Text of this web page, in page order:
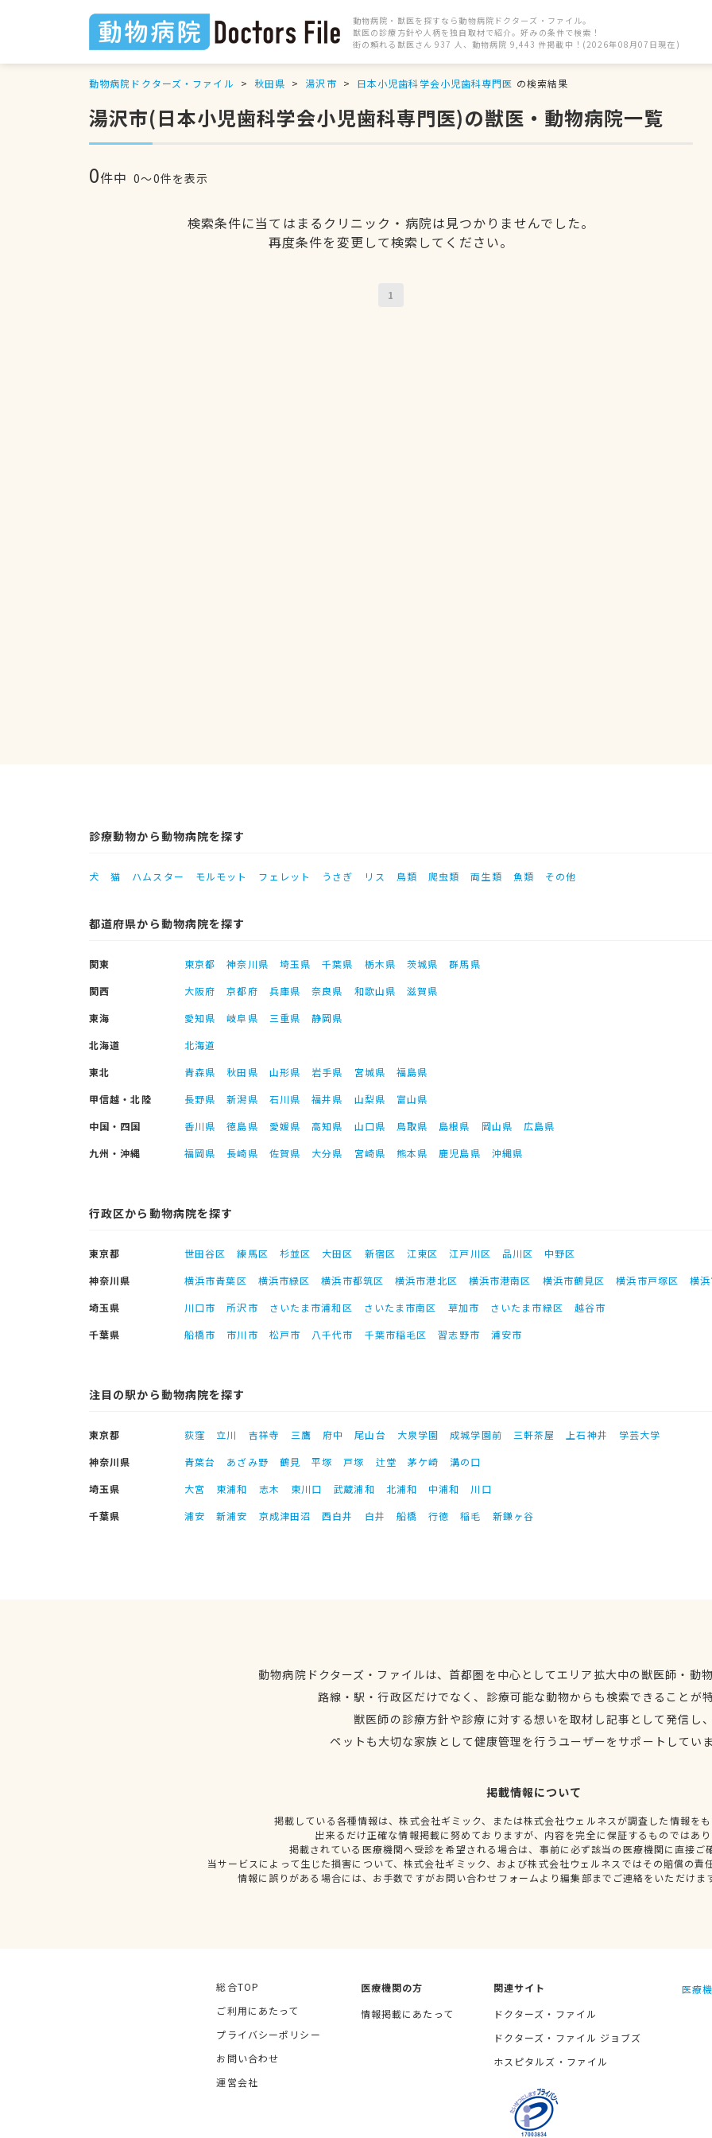
動物病院・獣医を探すなら動物病院ドクターズ・ファイル。
獣医の診療方針や人柄を独自取材で紹介。好みの条件で検索！
街の頼れる獣医さん 937 人、動物病院 9,443 件掲載中！(2026年08月07日現在)
動物病院ドクターズ・ファイル 秋田県 湯沢市 日本小児歯科学会小児歯科専門医 の検索結果
湯沢市(日本小児歯科学会小児歯科専門医)の獣医・動物病院一覧
0件中 0〜0件を表示
検索条件に当てはまるクリニック・病院は見つかりませんでした。
再度条件を変更して検索してください。
1
診療動物から動物病院を探す
犬 猫 ハムスター モルモット フェレット うさぎ リス 鳥類 爬虫類 両生類 魚類 その他
都道府県から動物病院を探す
関東 東京都 神奈川県 埼玉県 千葉県 栃木県 茨城県
群馬県
関西
大阪府 京都府 兵庫県 奈良県 和歌山県
滋賀県
東海
愛知県 岐阜県 三重県
静岡県
北海道
北海道
東北
青森県 秋田県 山形県 岩手県 宮城県
福島県
甲信越・北陸
長野県 新潟県 石川県 福井県 山梨県
富山県
中国・四国
香川県 徳島県 愛媛県 高知県 山口県 鳥取県 島根県 岡山県
広島県
九州・沖縄
福岡県 長崎県 佐賀県 大分県 宮崎県 熊本県 鹿児島県 沖縄県
行政区から動物病院を探す
東京都 世田谷区 練馬区 杉並区 大田区 新宿区 江東区 江戸川区 品川区
中野区
神奈川県
横浜市青葉区 横浜市緑区 横浜市都筑区 横浜市港北区 横浜市港南区 横浜市鶴見区 横浜市戸塚区
横
埼玉県
川口市 所沢市 さいたま市浦和区 さいたま市南区 草加市 さいたま市緑区
越谷市
千葉県
船橋市 市川市 松戸市 八千代市 千葉市稲毛区 習志野市 浦安市
注目の駅から動物病院を探す
東京都 荻窪 立川 吉祥寺 三鷹 府中 尾山台 大泉学園 成城学園前 三軒茶屋 上石神井
学芸大学
神奈川県
青葉台 あざみ野 鶴見 平塚 戸塚 辻堂 茅ケ崎
溝の口
埼玉県
大宮 東浦和 志木 東川口 武蔵浦和 北浦和 中浦和
川口
千葉県
浦安 新浦安 京成津田沼 西白井 白井 船橋 行徳 稲毛 新鎌ヶ谷
動物病院ドクターズ・ファイルは、首都圏を中心としてエリア拡大中の獣医師・動
路線・駅・行政区だけでなく、診療可能な動物からも検索できることが
獣医師の診療方針や診療に対する想いを取材し記事として発信し
ペットも大切な家族として健康管理を行うユーザーをサポートしてい
掲載情報について
掲載している各種情報は、株式会社ギミック、または株式会社ウェルネスが調査した情報を
出来るだけ正確な情報掲載に努めておりますが、内容を完全に保証するものではあ
掲載されている医療機関へ受診を希望される場合は、事前に必ず該当の医療機関に直接ご
当サービスによって生じた損害について、株式会社ギミック、および株式会社ウェルネスではその賠償の責
情報に誤りがある場合には、お手数ですがお問い合わせフォームより編集部までご連絡をいただけま
総合TOP
ご利用にあたって
プライバシーポリシー
お問い合わせ
運営会社
医療機関の方
情報掲載にあたって
関連サイト
ドクターズ・ファイル
ドクターズ・ファイル ジョブズ
ホスピタルズ・ファイル
医療